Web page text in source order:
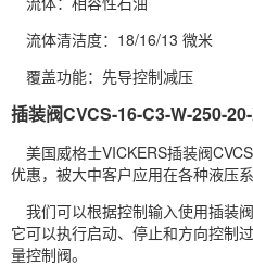
流体清洁度：18/16/13 微米
覆盖功能：先导控制减压
插装阀CVCS-16-C3-W-250-20-
美国威格士VICKERS插装阀
优惠，被大中客户应用在各种液压系
我们可以根据控制输入使用插装
它可以执行启动、停止和方向控制
量控制阀。